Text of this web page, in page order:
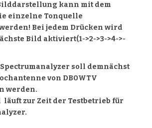
kann mit dem
einzelne Tonquelle
Bei jedem Drücken wird
Bild aktiviert(1->2->3->4->-
Spectrumanalyzer soll demnächst
von DB0WTV
werden.
läuft zur Zeit der Testbetrieb für